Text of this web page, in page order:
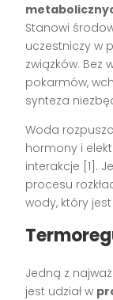
Stanowi
uczestniczy w
związków. Bez
pokarmów,
synteza
Woda
hormony i
interakcje [1].
procesu
wody, który
Jedną z
jest udział w